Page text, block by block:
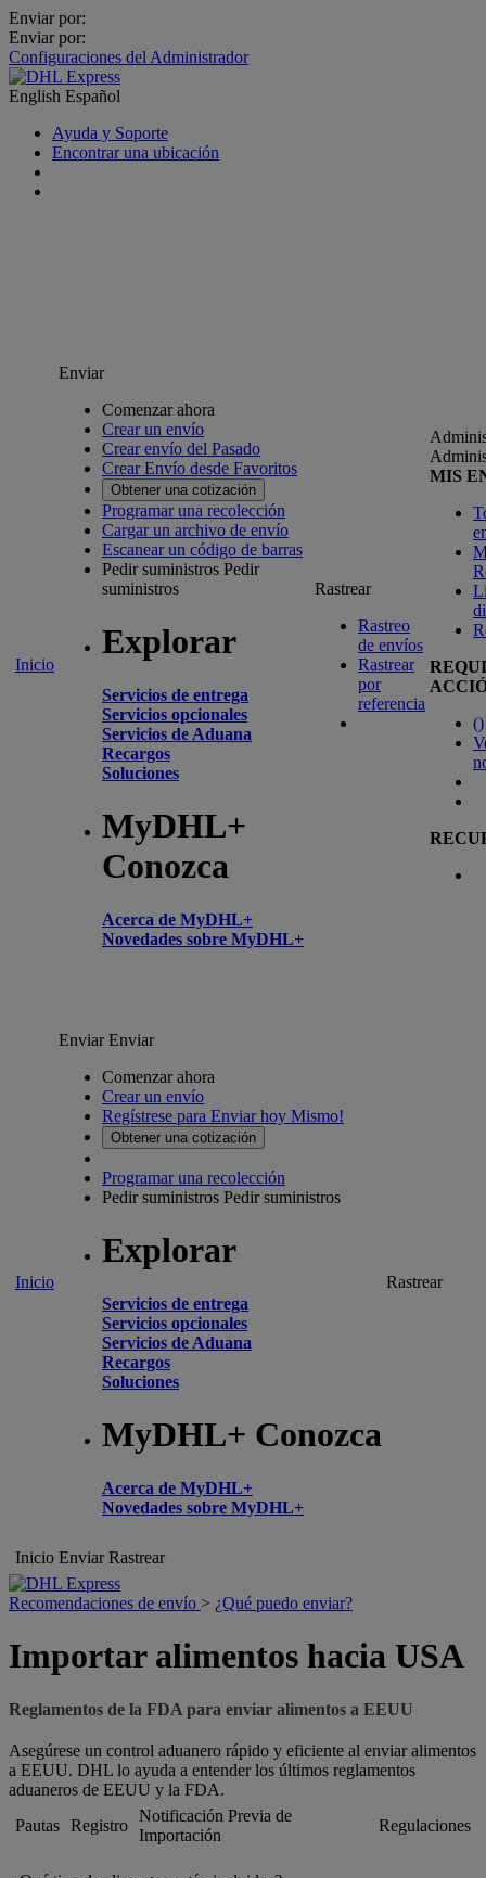
Enviar por:
Enviar por:
Configuraciones del Administrador
English Español
Ayuda y Soporte
Encontrar una ubicación
Inicio
Enviar
Comenzar ahora
Crear un envío
Crear envío del Pasado
Crear Envío desde Favoritos
Obtener una cotización
Programar una recolección
Cargar un archivo de envío
Escanear un código de barras
Pedir suministros Pedir
suministros
Explorar
Servicios de entrega
Servicios opcionales
Servicios de Aduana
Recargos
Soluciones
MyDHL+
Conozca
Acerca de MyDHL+
Novedades sobre MyDHL+
Rastrear
Rastreo
de envíos
Rastrear
por
referencia
MIS
()
Inicio
EnviarEnviar
Comenzar ahora
Crear un envío
Regístrese para Enviar hoy Mismo!
Obtener una cotización
Programar una recolección
Pedir suministros Pedir suministros
Explorar
Servicios de entrega
Servicios opcionales
Servicios de Aduana
Recargos
Soluciones
MyDHL+ Conozca
Acerca de MyDHL+
Novedades sobre MyDHL+
Rastrear
Inicio Enviar Rastrear
Recomendaciones de envío > ¿Qué puedo enviar?
Importar alimentos hacia USA
Reglamentos de la FDA para enviar alimentos a EEUU
Asegúrese un control aduanero rápido y eficiente al enviar alimentos
a EEUU. DHL lo ayuda a entender los últimos reglamentos
aduaneros de EEUU y la FDA.
Pautas Registro
Notificación Previa de
Importación
Regulaciones